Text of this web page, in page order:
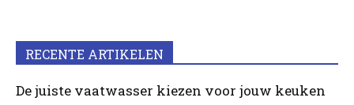
RECENTE ARTIKELEN
De juiste vaatwasser kiezen voor jouw keuken